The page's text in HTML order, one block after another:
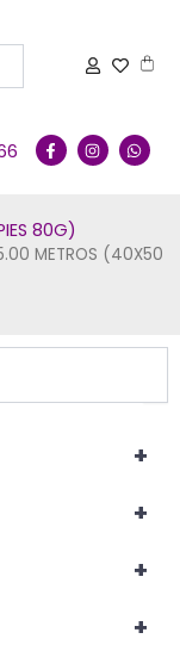
F
a
c
o
o
k
-
I
n
s
a
m
W
h
a
p
80G)
METROS (40X50
+
+
+
+